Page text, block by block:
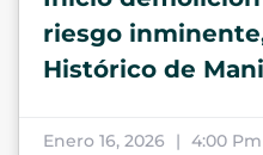
riesgo
Histórico de
Enero 16, 2026 4:00 Pm